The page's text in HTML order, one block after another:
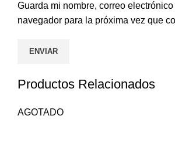
Guarda mi nombre, correo
navegador para la próxima vez que
Productos Relacionados
AGOTADO